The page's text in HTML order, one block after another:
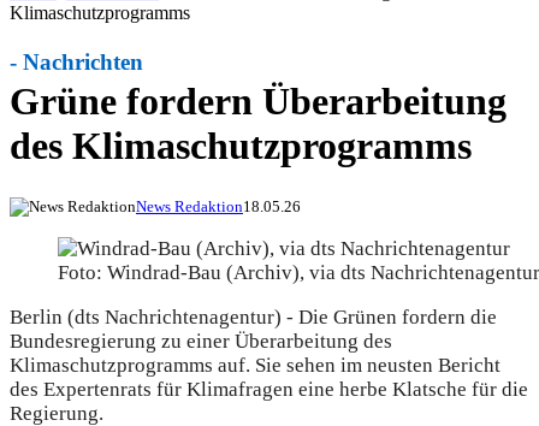
Klimaschutzprogramms
Grüne fordern Überarbeitung
des Klimaschutzprogramms
- Nachrichten
News Redaktion18.05.26
Foto: Windrad-Bau (Archiv), via dts Nachrichtenagentur
Berlin (dts Nachrichtenagentur) - Die Grünen fordern die
Bundesregierung zu einer Überarbeitung des
Klimaschutzprogramms auf. Sie sehen im neusten Bericht
des Expertenrats für Klimafragen eine herbe Klatsche für die
Regierung.